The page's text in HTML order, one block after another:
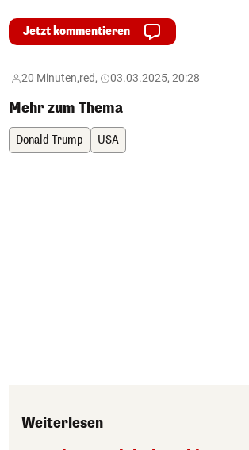
Jetzt kommentieren
20 Minuten,red, 03.03.2025, 20:28
Mehr zum Thema
Donald Trump USA
Weiterlesen